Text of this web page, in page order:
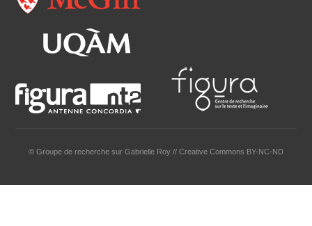
© Groupe de recherche sur Gabrielle Roy // Creative Commons BY-NC-ND